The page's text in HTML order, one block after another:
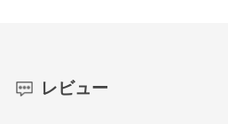
レビュー